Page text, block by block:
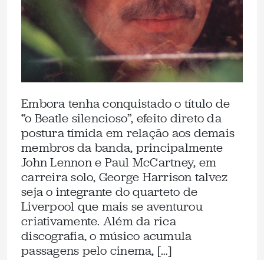
Embora tenha conquistado o título de
“o Beatle silencioso”, efeito direto da
postura tímida em relação aos demais
membros da banda, principalmente
John Lennon e Paul McCartney, em
carreira solo, George Harrison talvez
seja o integrante do quarteto de
Liverpool que mais se aventurou
criativamente. Além da rica
discografia, o músico acumula
passagens pelo cinema, […]